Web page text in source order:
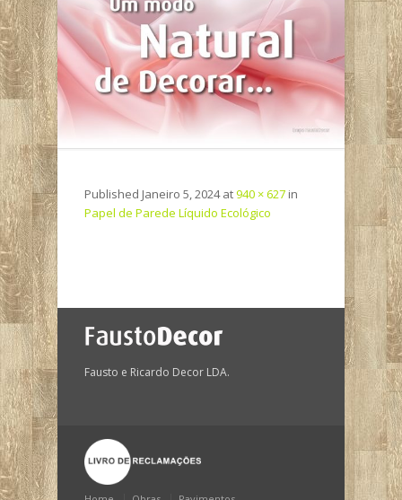
Published Janeiro 5, 2024at940 × 627 in
Papel de Parede Líquido Ecológico
Fausto e Ricardo Decor LDA.